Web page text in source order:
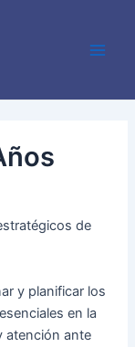
de
y planificar los
en la
atención ante